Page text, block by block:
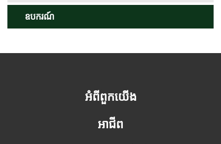
ឧបករណ៍
អំពីពួកយើង
អាជីព